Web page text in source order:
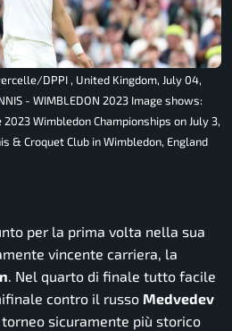
DPPI , United Kingdom, July 04,
- WIMBLEDON 2023 Image shows:
Wimbledon Championships on July 3,
& Croquet Club in Wimbledon, England
per la prima volta nella sua
vincente carriera, la
. Nel quarto di finale tutto facile
contro il russo Medvedev
sicuramente più storico